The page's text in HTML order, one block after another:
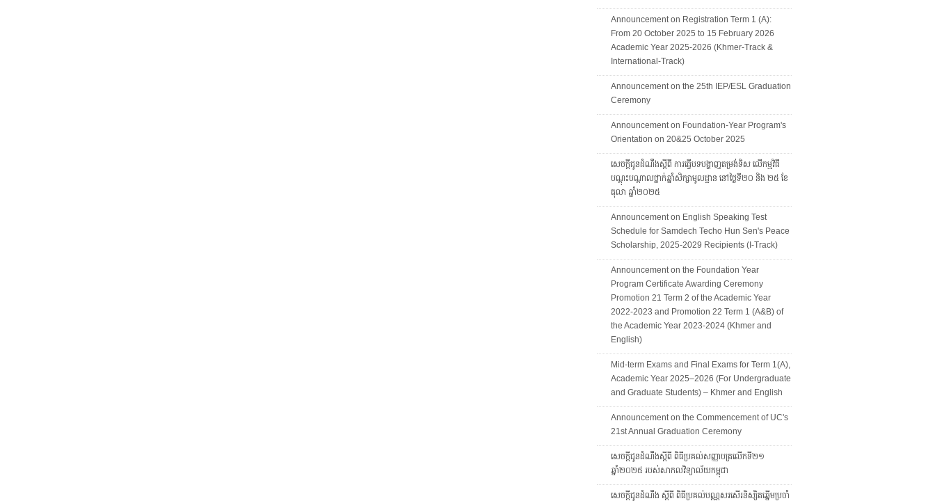
Announcement on Registration Term 1 (A):
From 20 October 2025 to 15 February 2026
Academic Year 2025-2026 (Khmer-Track &
International-Track)
Announcement on the 25th IEP/ESL Graduation
Ceremony
Announcement on Foundation-Year Program's
Orientation on 20&25 October 2025
សេចក្ដីជូនដំណឹងស្ដីពី ការធ្វើបទបង្ហាញតម្រង់ទិស លើកម្មវិធី
បណ្ដុះបណ្ដាលថ្នាក់ឆ្នាំសិក្សាមូលដ្ឋាន នៅថ្ងៃទី២០ និង ២៥ ខែ
តុលា ឆ្នាំ២០២៥
Announcement on English Speaking Test
Schedule for Samdech Techo Hun Sen's Peace
Scholarship, 2025-2029 Recipients (I-Track)
Announcement on the Foundation Year
Program Certificate Awarding Ceremony
Promotion 21 Term 2 of the Academic Year
2022-2023 and Promotion 22 Term 1 (A&B) of
the Academic Year 2023-2024 (Khmer and
English)
Mid-term Exams and Final Exams for Term 1(A),
Academic Year 2025–2026 (For Undergraduate
and Graduate Students) – Khmer and English
Announcement on the Commencement of UC's
21st Annual Graduation Ceremony
សេចក្តីជូនដំណឹងស្តីពី ពិធីប្រគល់សញ្ញាបត្រលើកទី២១
ឆ្នាំ២០២៥ របស់សាកលវិទ្យាល័យកម្ពុជា
សេចក្តីជូនដំណឹង ស្តីពី ពិធីប្រគល់បណ្ណសរសើរនិស្សិតឆ្នើមប្រចាំ